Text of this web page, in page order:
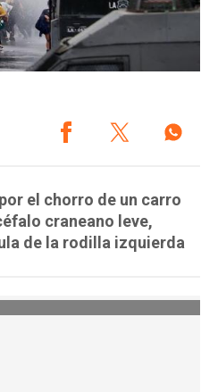
el chorro de un carro
craneano leve,
de la rodilla izquierda